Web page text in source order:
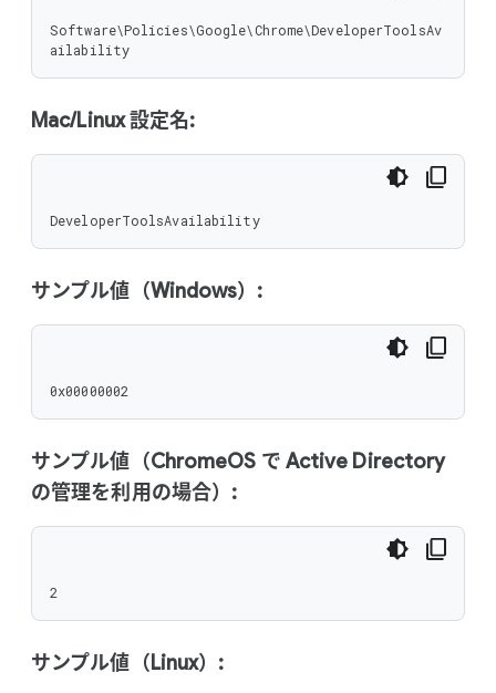
Software\Policies\Google\Chrome\DeveloperToolsAv
ailability
Mac/Linux 設定名:
DeveloperToolsAvailability
サンプル値（Windows）:
0x00000002
サンプル値（ChromeOS で Active Directory
の管理を利用の場合）:
2
サンプル値（Linux）: